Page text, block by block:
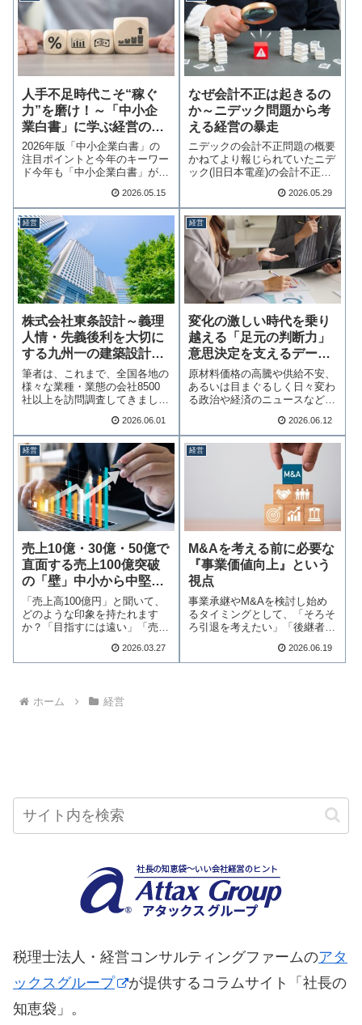
人手不足時代こそ“稼ぐ
力”を磨け！～「中小企
業白書」に学ぶ経営の打
ち手～
2026年版「中小企業白書」の
注目ポイントと今年のキーワー
ド今年も「中小企業白書」が公
2026.05.15
なぜ会計不正は起きるの
か～ニデック問題から考
える経営の暴走
ニデックの会計不正問題の概要
かねてより報じられていたニデ
ック(旧日本電産)の会計不正問
2026.05.29
経営
株式会社東条設計～義理
人情・先義後利を大切に
する九州一の建築設計会
社
筆者は、これまで、全国各地の
様々な業種・業態の会社8500
社以上を訪問調査してきました
2026.06.01
経営
変化の激しい時代を乗り
越える「足元の判断力」
意思決定を支えるデータ
の解像度を上げる！
原材料価格の高騰や供給不安、
あるいは目まぐるしく日々変わ
る政治や経済のニュースなど、
2026.06.12
経営
売上10億・30億・50億で
直面する売上100億突破
の「壁」中小から中堅へ
の成長が日本を変える
「売上高100億円」と聞いて、
どのような印象を持たれます
か？「目指すには遠い」「売上
2026.03.27
経営
M&Aを考える前に必要な
『事業価値向上』という
視点
事業承継やM&Aを検討し始め
るタイミングとして、「そろそ
ろ引退を考えたい」「後継者が
2026.06.19
ホーム 経営
税理士法人・経営コンサルティングファームのアタ
ックスグループ
が提供するコラムサイト「社長の
知恵袋」。